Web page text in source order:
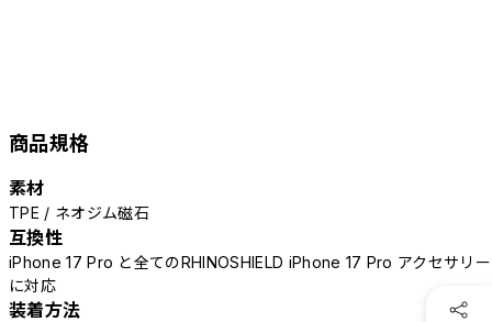
商品規格
素材
TPE / ネオジム磁石
互換性
iPhone 17 Pro と全てのRHINOSHIELD iPhone 17 Pro アクセサリー
に対応
装着方法